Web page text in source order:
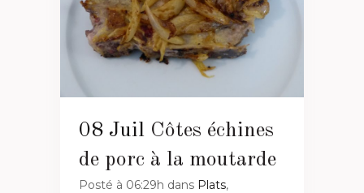
08 Juil Côtes échines
de porc à la moutarde
Posté à 06:29h dans Plats,